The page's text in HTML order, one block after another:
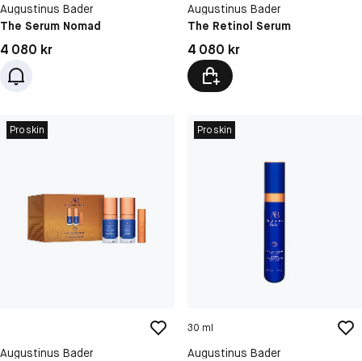
Augustinus Bader
The Serum Nomad
Pris: 4 080 kr
4 080 kr
Augustinus Bader
The Retinol Serum
Pris: 4 080 kr
4 080 kr
Proskin
Augustinus Bader
Proskin
30 ml
Augustinus Bader